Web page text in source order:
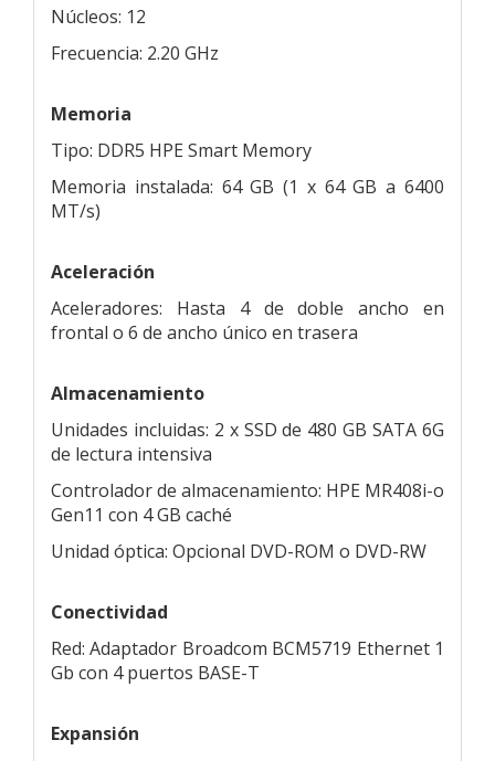
Núcleos: 12
Frecuencia: 2.20 GHz
Memoria
Tipo: DDR5 HPE Smart Memory
Memoria instalada: 64 GB (1 x 64 GB a 6400
MT/s)
Aceleración
Aceleradores: Hasta 4 de doble ancho en
frontal o 6 de ancho único en trasera
Almacenamiento
Unidades incluidas: 2 x SSD de 480 GB SATA 6G
de lectura intensiva
Controlador de almacenamiento: HPE MR408i-o
Gen11 con 4 GB caché
Unidad óptica: Opcional DVD-ROM o DVD-RW
Conectividad
Red: Adaptador Broadcom BCM5719 Ethernet 1
Gb con 4 puertos BASE-T
Expansión